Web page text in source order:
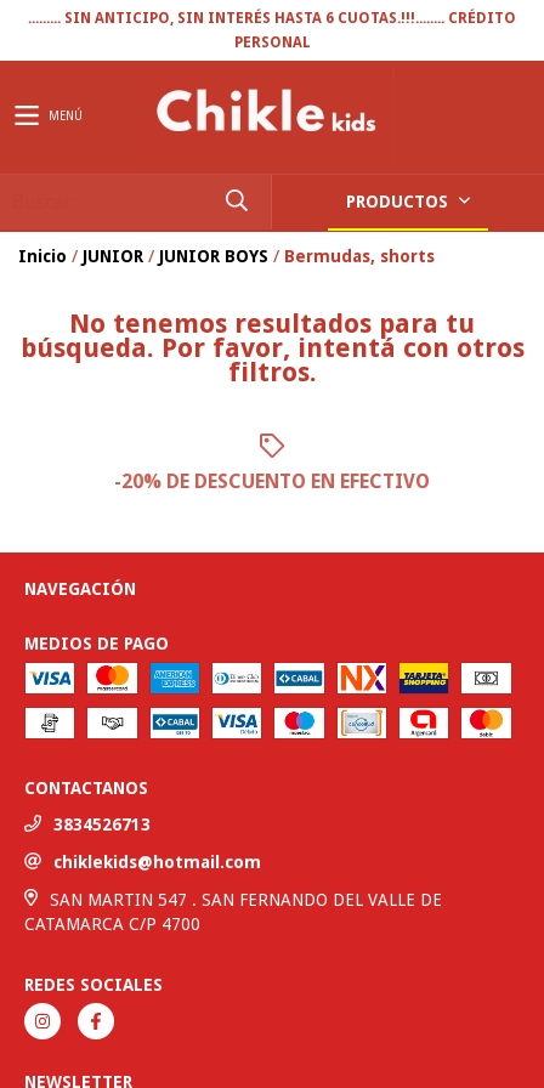
......... SIN ANTICIPO, SIN INTERÉS HASTA 6 CUOTAS.!!!........ CRÉDITO
PERSONAL
MENÚ
PRODUCTOS
Inicio / JUNIOR / JUNIOR BOYS / Bermudas, shorts
No tenemos resultados para tu
búsqueda. Por favor, intentá con otros
filtros.
-20% DE DESCUENTO EN EFECTIVO
NAVEGACIÓN
MEDIOS DE PAGO
CONTACTANOS
3834526713
chiklekids@hotmail.com
SAN MARTIN 547 . SAN FERNANDO DEL VALLE DE
CATAMARCA C/P 4700
REDES SOCIALES
NEWSLETTER